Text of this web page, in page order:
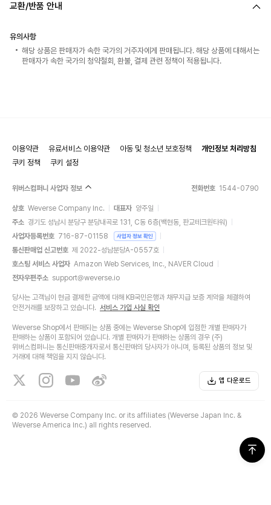
교환/반품 안내
유의사항
해당 상품은 판매자가 속한 국가의 거주자에게 판매됩니다. 해당 상품에 대해서는
판매자가 속한 국가의 청약철회, 환불, 결제 관련 정책이 적용됩니다.
이용약관 유료서비스 이용약관 아동 및 청소년 보호정책
개인정보 처리방침
쿠키 정책
쿠키 설정
위버스컴퍼니 사업자 정보 전화번호 1544-0790
상호 Weverse Company Inc. 대표자 양주일
주소 경기도 성남시 분당구 분당내곡로 131, C동 6층(백현동, 판교테크원타워)
사업자등록번호 716-87-01158 사업자 정보 확인
통신판매업 신고번호 제 2022-성남분당A-0557호
호스팅 서비스 사업자 Amazon Web Services, Inc., NAVER Cloud
전자우편주소 support@weverse.io
당사는 고객님이 현금 결제한 금액에 대해 KB국민은행과 채무지급 보증 계약을 체결하여
안전거래를 보장하고 있습니다. 서비스 가입 사실 확인
Weverse Shop에서 판매되는 상품 중에는 Weverse Shop에 입점한 개별 판매자가
판매하는 상품이 포함되어 있습니다. 개별 판매자가 판매하는 상품의 경우 (주)
위버스컴퍼니는 통신판매중개자로서 통신판매의 당사자가 아니며, 등록된 상품의 정보 및
거래에 대해 책임을 지지 않습니다.
앱 다운로드
© 2026 Weverse Company Inc. or its affiliates (Weverse Japan Inc. &
Weverse America Inc.) all rights reserved.